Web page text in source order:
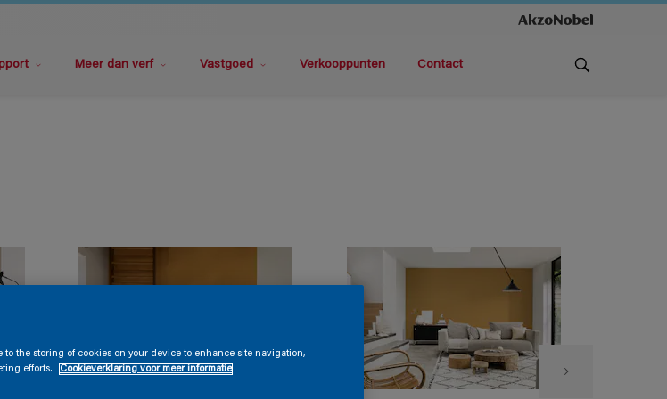
Meer dan verf Vastgoed Verkooppunten Contact
to the storing of cookies on your device to enhance site navigation,
efforts.
Cookieverklaring voor meer informatie